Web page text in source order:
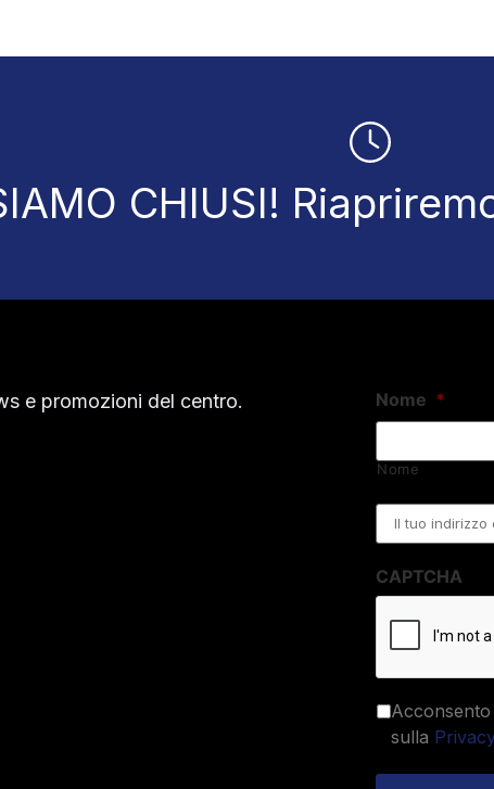
CHIUSI!
e promozioni del centro. Nome *
Nome
Email *
CAPTCHA
sulla